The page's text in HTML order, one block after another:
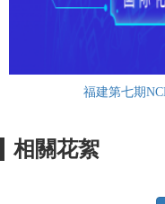
福建第七期
相關花絮